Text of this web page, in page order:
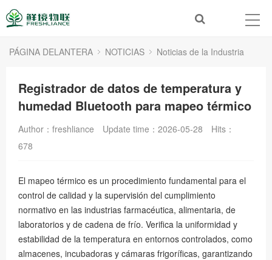
PÁGINA DELANTERA NOTICIAS Noticias de la Industria
Registrador de datos de temperatura y
humedad Bluetooth para mapeo térmico
Author：freshliance Update time：2026-05-28
Hits：
678
El mapeo térmico es un procedimiento fundamental para el
control de calidad y la supervisión del cumplimiento
normativo en las industrias farmacéutica, alimentaria, de
laboratorios y de cadena de frío. Verifica la uniformidad y
estabilidad de la temperatura en entornos controlados, como
almacenes, incubadoras y cámaras frigoríficas, garantizando